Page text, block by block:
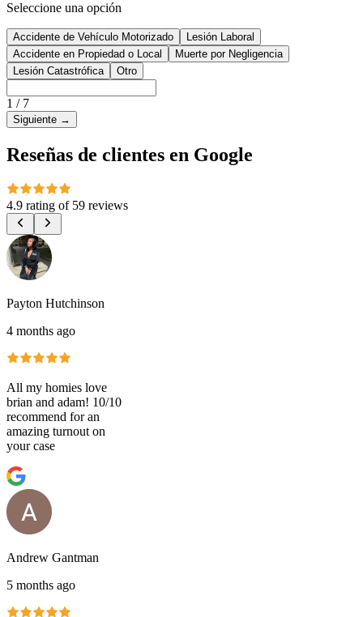
Seleccione una opción
Accidente de Vehículo Motorizado
Lesión Laboral
Accidente en Propiedad o Local
Muerte por Negligencia
Lesión Catastrófica
Otro
1 / 7
Siguiente →
Reseñas de clientes en Google
4.9 rating of 59 reviews
Payton Hutchinson
4 months ago
All my homies love
brian and adam! 10/10
recommend for an
amazing turnout on
your case
Andrew Gantman
5 months ago